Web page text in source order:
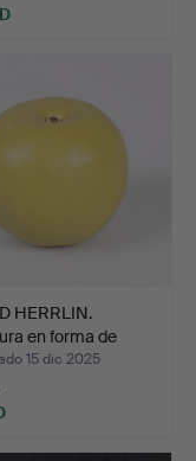
HERRLIN.
en forma de
15 dic 2025